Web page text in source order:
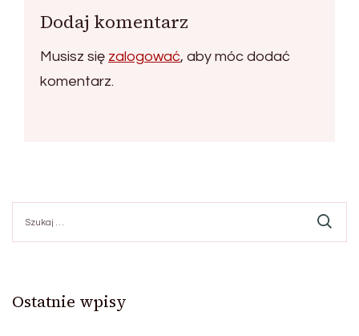
Dodaj komentarz
Musisz się zalogować, aby móc dodać
komentarz.
Ostatnie wpisy